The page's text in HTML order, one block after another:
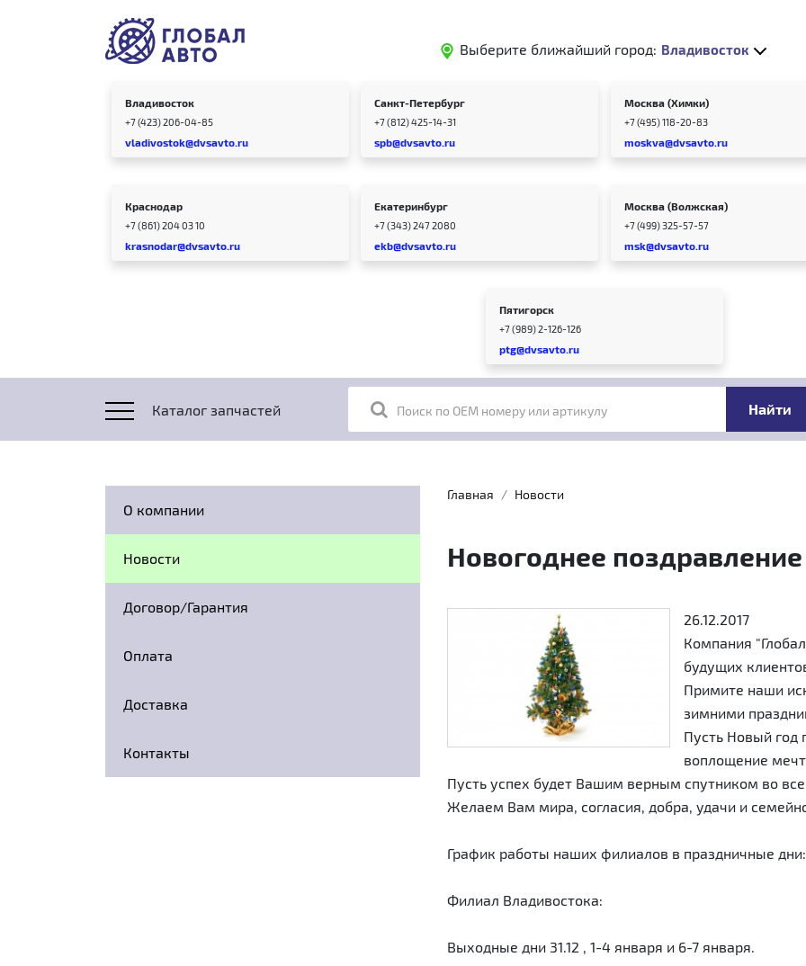
Выберите ближайший город: Владивосток
Владивосток
+7 (423) 206-04-85
vladivostok@dvsavto.ru
Санкт-Петербург
+7 (812) 425-14-31
spb@dvsavto.ru
Москва (Химки)
+7 (495) 118-20-83
moskva@dvsavto.ru
Краснодар
+7 (861) 204 03 10
krasnodar@dvsavto.ru
Екатеринбург
+7 (343) 247 2080
ekb@dvsavto.ru
Москва (Волжская)
+7 (499) 325-57-57
msk@dvsavto.ru
Пятигорск
+7 (989) 2-126-126
ptg@dvsavto.ru
Каталог запчастей Поиск по OEM номеру или артикулу
О компании
Новости
Договор/Гарантия
Оплата
Доставка
Контакты
Главная Новости
Новогоднее поздравление
26.12.2017
Компания
будущих
Примите наши
зимними
Пусть Новый год
воплощение
Пусть успех будет Вашим верным спутником во
Желаем Вам мира, согласия, добра, удачи и
График работы наших филиалов в праздничные дни:
Филиал Владивостока:
Выходные дни 31.12 , 1-4 января и 6-7 января.